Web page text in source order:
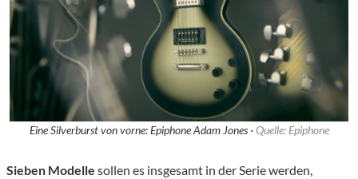
Eine Silverburst von vorne: Epiphone Adam Jones · Quelle: Epiphone
Sieben Modelle sollen es insgesamt in der Serie werden,